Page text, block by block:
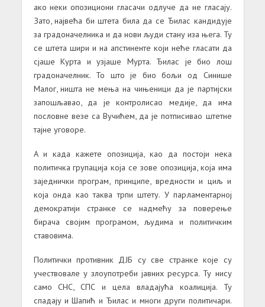
ако неки опозициони гласачи одлуче да не гласају.
Зато, највећа би штета била да се Ђилас кандидује
за градоначелника и да нови људи стану иза њега. Ту
се штета шири и на апстиненте који неће гласати да
сјаше Курта и узјаше Мурта. Ђилас је био лош
градоначелник. То што је био бољи од Синише
Малог, ништа не мења на чињеници да је партијски
запошљавао, да је контролисао медије, да има
пословне везе са Вучићем, да је потписивао штетне
тајне уговоре.
А и када кажете опозиција, као да постоји нека
политичка групација која се зове опозиција, која има
заједнички програм, принципе, вредности и циљ и
која онда као таква трпи штету. У парламентарној
демократији странке се надмећу за поверење
бирача својим програмом, људима и политичким
ставовима.
Политички противник ДЈБ су све странке које су
учествовале у злоупотреби јавних ресурса. Ту нису
само СНС, СПС и цела владајућа коалиција. Ту
спадају и Шапић и Ђилас и многи други политичари.